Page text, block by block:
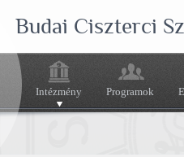
Budai Ciszterci
Intézmény Programok